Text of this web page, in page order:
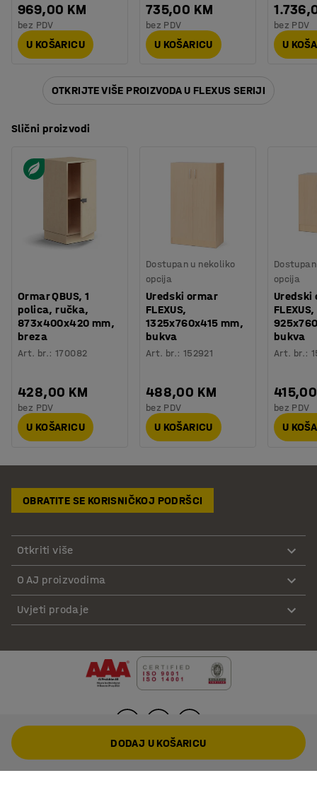
969,00 KM
bez PDV
U KOŠARICU
735,00 KM
bez PDV
U KOŠARICU
bez PDV
U
OTKRIJTE VIŠE PROIZVODA U FLEXUS SERIJI
Slični proizvodi
Ormar QBUS, 1
polica, ručka,
873x400x420 mm,
breza
Art. br.:170082
428,00 KM
bez PDV
U KOŠARICU
Dostupan u nekoliko
opcija
Uredski ormar
FLEXUS,
1325x760x415 mm,
bukva
Art. br.: 152921
488,00 KM
bez PDV
U KOŠARICU
opcija
Uredski
FLEXUS,
bukva
Art. br.:
bez PDV
U
OBRATITE SE KORISNIČKOJ PODRŠCI
Otkriti više
O AJ proizvodima
Uvjeti prodaje
DODAJ U KOŠARICU